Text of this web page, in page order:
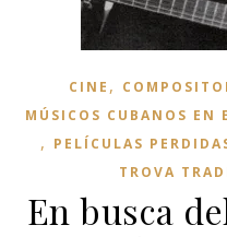
CINE ,
MÚSICOS CUBANOS EN
, PELÍCULAS
TROVA
En busca